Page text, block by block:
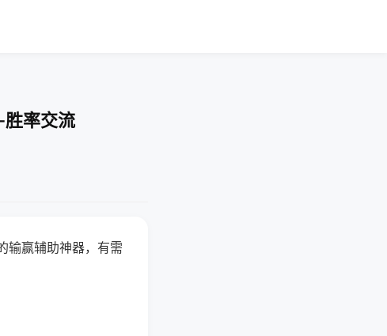
率交流
输赢辅助神器，有需